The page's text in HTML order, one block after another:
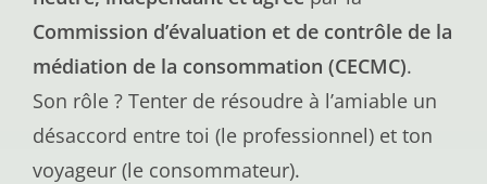
Commission d’évaluation et de contrôle de la
médiation de la consommation (CECMC).
Son rôle ? Tenter de résoudre à l’amiable un
désaccord entre toi (le professionnel) et ton
voyageur (le consommateur).